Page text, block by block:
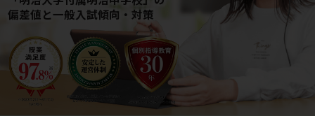
偏差値と一般入試傾向・対策